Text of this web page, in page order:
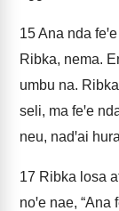
15Ana nda
Ribka, nema.
umbu na.
seli, ma feꞌe
neu, nadꞌai
17 Ribka losa
noꞌe nae, “Ana